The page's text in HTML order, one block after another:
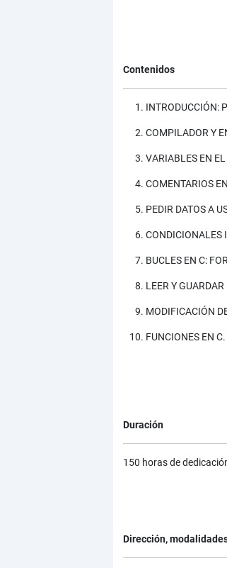
Contenidos
INTRODUCCIÓN:
COMPILADOR Y
VARIABLES EN
COMENTARIOS
PEDIR DATOS A
CONDICIONALES
BUCLES EN C:
LEER Y
MODIFICACIÓN
FUNCIONES EN
Duración
150 horas de
Dirección,